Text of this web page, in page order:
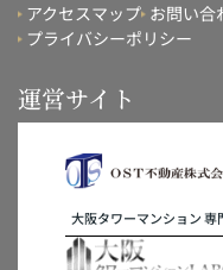
アクセスマップ お問い合
プライバシーポリシー
運営サイト
大阪タワーマンション 専